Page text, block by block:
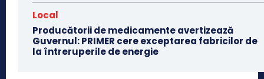
Local
Producătorii de medicamente avertizează
Guvernul: PRIMER cere exceptarea fabricilor de
la întreruperile de energie